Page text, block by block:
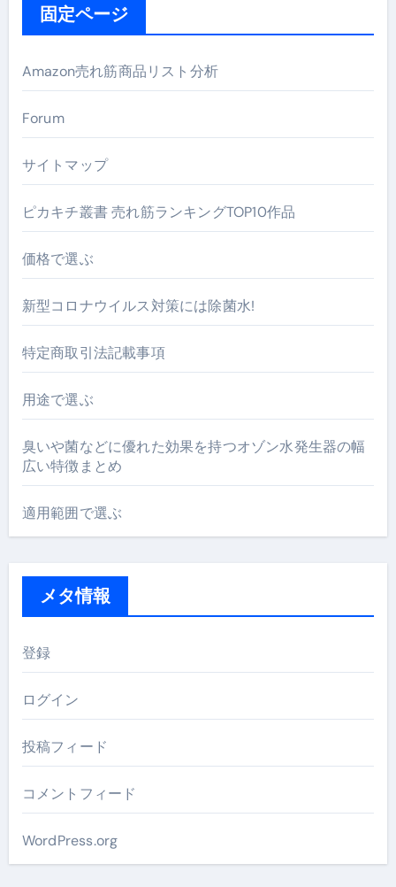
固定ページ
Amazon売れ筋商品リスト分析
Forum
サイトマップ
ピカキチ叢書 売れ筋ランキングTOP10作品
価格で選ぶ
新型コロナウイルス対策には除菌水!
特定商取引法記載事項
用途で選ぶ
臭いや菌などに優れた効果を持つオゾン水発生器の幅
広い特徴まとめ
適用範囲で選ぶ
メタ情報
登録
ログイン
投稿フィード
コメントフィード
WordPress.org